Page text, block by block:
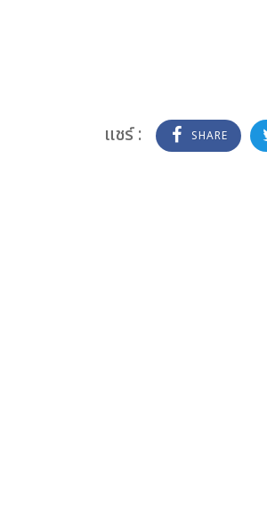
แชร์ : SHARE